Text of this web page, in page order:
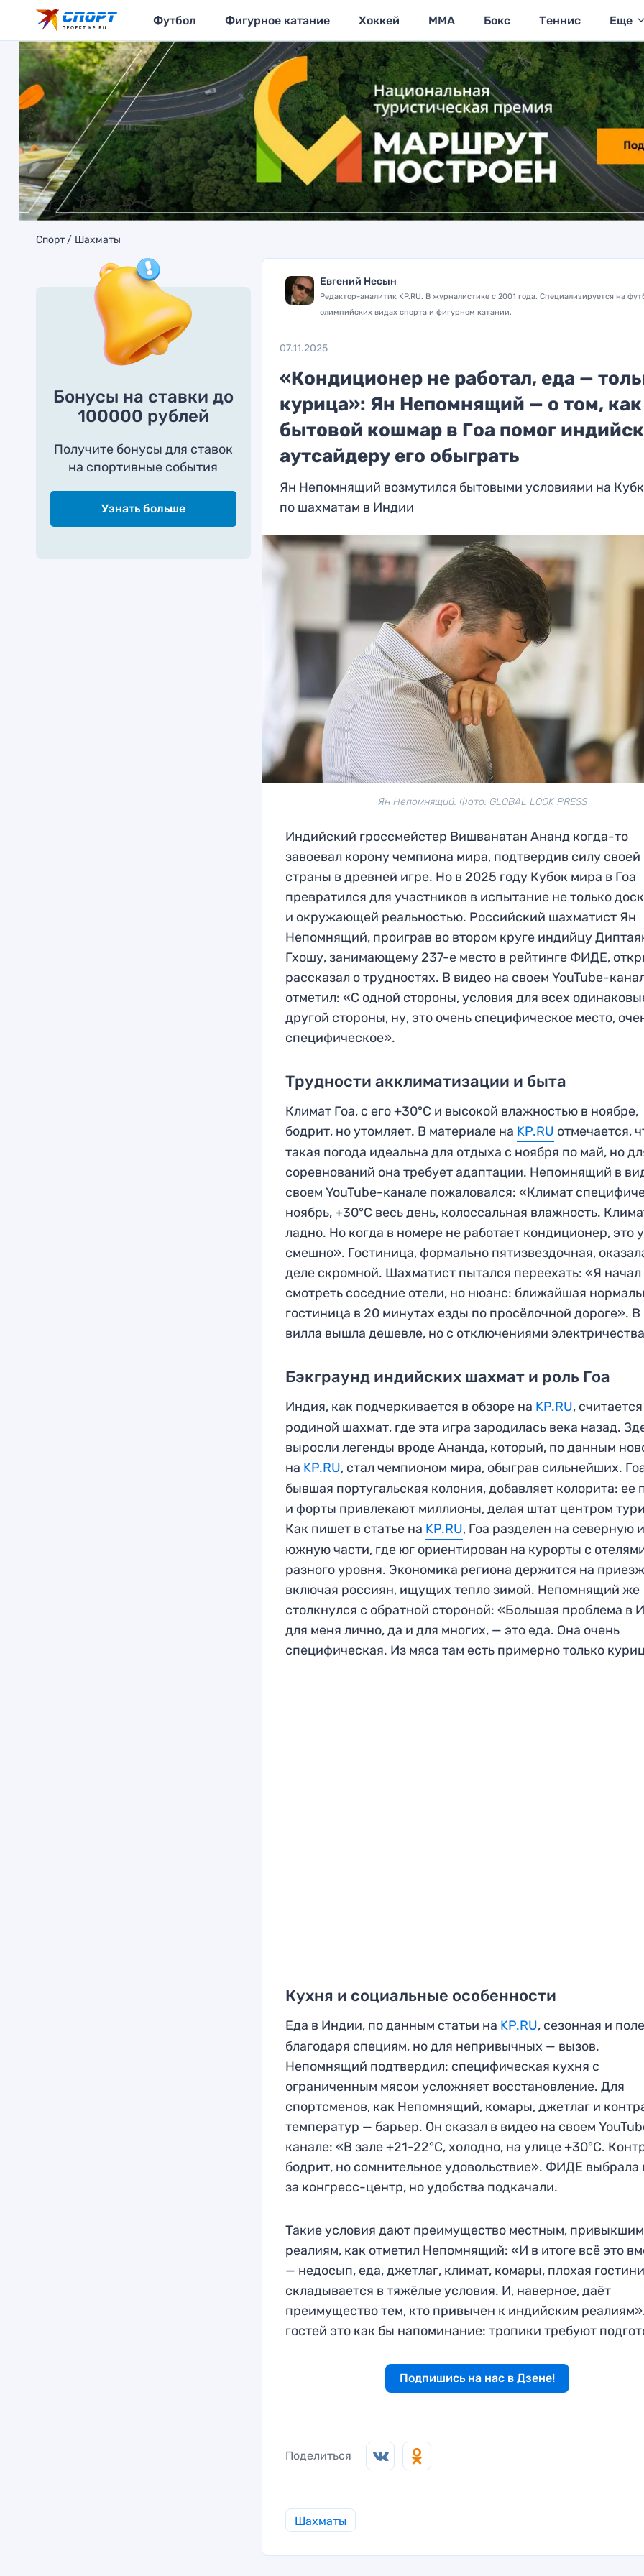
Футбол Фигурное катание Хоккей MMA Бокс Теннис Еще
Спорт Шахматы
Бонусы на ставки до
100000 рублей
Получите бонусы для ставок
на спортивные события
Узнать больше
Евгений Несын
Редактор-аналитик KP.RU. В журналистике с 2001 года. Специализируется на
олимпийских видах спорта и фигурном катании.
07.11.2025
«Кондиционер не работал, еда —
курица»: Ян Непомнящий — о том, как
бытовой кошмар в Гоа помог
аутсайдеру его обыграть
Ян Непомнящий возмутился бытовыми условиями на
по шахматам в Индии
Ян Непомнящий. Фото: GLOBAL LOOK PRESS
Индийский гроссмейстер Вишванатан Ананд когда-то
завоевал корону чемпиона мира, подтвердив силу своей
страны в древней игре. Но в 2025 году Кубок мира в Гоа
превратился для участников в испытание не только
и окружающей реальностью. Российский шахматист Ян
Непомнящий, проиграв во втором круге индийцу
Гхошу, занимающему 237-е место в рейтинге ФИДЕ,
рассказал о трудностях. В видео на своем YouTube-
отметил: «С одной стороны, условия для всех
другой стороны, ну, это очень специфическое место,
специфическое».
Трудности акклиматизации и быта
Климат Гоа, с его +30°C и высокой влажностью в ноябре,
бодрит, но утомляет. В материале на KP.RU отмечается,
такая погода идеальна для отдыха с ноября по май, но
соревнований она требует адаптации. Непомнящий в
своем YouTube-канале пожаловался: «Климат
ноябрь, +30°C весь день, колоссальная влажность.
ладно. Но когда в номере не работает кондиционер, это
смешно». Гостиница, формально пятизвездочная,
деле скромной. Шахматист пытался переехать: «Я начал
смотреть соседние отели, но нюанс: ближайшая
гостиница в 20 минутах езды по просёлочной дороге». В
вилла вышла дешевле, но с отключениями
Бэкграунд индийских шахмат и роль Гоа
Индия, как подчеркивается в обзоре на KP.RU, считается
родиной шахмат, где эта игра зародилась века назад.
выросли легенды вроде Ананда, который, по данным
на KP.RU, стал чемпионом мира, обыграв сильнейших.
бывшая португальская колония, добавляет колорита: ее
и форты привлекают миллионы, делая штат центром
Как пишет в статье на KP.RU, Гоа разделен на северную
южную части, где юг ориентирован на курорты с
разного уровня. Экономика региона держится на
включая россиян, ищущих тепло зимой. Непомнящий же
столкнулся с обратной стороной: «Большая проблема в
для меня лично, да и для многих, — это еда. Она очень
специфическая. Из мяса там есть примерно только
Кухня и социальные особенности
Еда в Индии, по данным статьи на KP.RU, сезонная и
благодаря специям, но для непривычных — вызов.
Непомнящий подтвердил: специфическая кухня с
ограниченным мясом усложняет восстановление. Для
спортсменов, как Непомнящий, комары, джетлаг и
температур — барьер. Он сказал в видео на своем
канале: «В зале +21-22°C, холодно, на улице +30°C.
бодрит, но сомнительное удовольствие». ФИДЕ выбрала
за конгресс-центр, но удобства подкачали.
Такие условия дают преимущество местным,
реалиям, как отметил Непомнящий: «И в итоге всё это
— недосып, еда, джетлаг, климат, комары, плохая
складывается в тяжёлые условия. И, наверное, даёт
преимущество тем, кто привычен к индийским
гостей это как бы напоминание: тропики требуют
Подпишись на нас в Дзене!
Поделиться
Шахматы